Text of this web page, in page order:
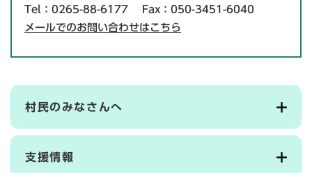
Tel：0265-88-6177
Fax：050-3451-6040
メールでのお問い合わせはこちら
村民のみなさんへ
支援情報